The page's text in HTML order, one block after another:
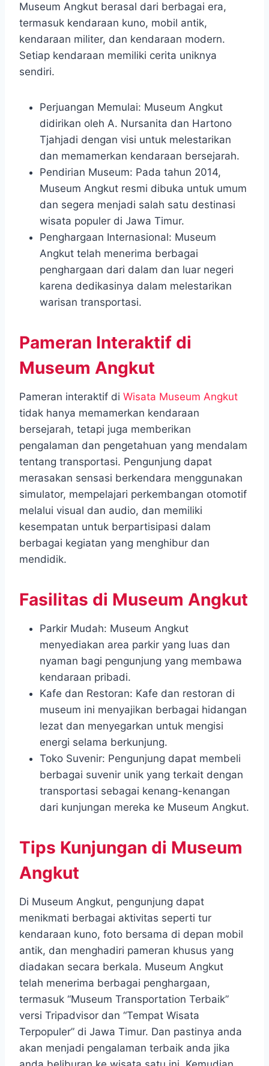
Museum Angkut berasal dari berbagai era,
termasuk kendaraan kuno, mobil antik,
kendaraan militer, dan kendaraan modern.
Setiap kendaraan memiliki cerita uniknya
sendiri.
Perjuangan Memulai: Museum Angkut
didirikan oleh A. Nursanita dan Hartono
Tjahjadi dengan visi untuk melestarikan
dan memamerkan kendaraan bersejarah.
Pendirian Museum: Pada tahun 2014,
Museum Angkut resmi dibuka untuk umum
dan segera menjadi salah satu destinasi
wisata populer di Jawa Timur.
Penghargaan Internasional: Museum
Angkut telah menerima berbagai
penghargaan dari dalam dan luar negeri
karena dedikasinya dalam melestarikan
warisan transportasi.
Pameran Interaktif di
Museum Angkut
Pameran interaktif di Wisata Museum Angkut
tidak hanya memamerkan kendaraan
bersejarah, tetapi juga memberikan
pengalaman dan pengetahuan yang mendalam
tentang transportasi. Pengunjung dapat
merasakan sensasi berkendara menggunakan
simulator, mempelajari perkembangan otomotif
melalui visual dan audio, dan memiliki
kesempatan untuk berpartisipasi dalam
berbagai kegiatan yang menghibur dan
mendidik.
Fasilitas di Museum Angkut
Parkir Mudah: Museum Angkut
menyediakan area parkir yang luas dan
nyaman bagi pengunjung yang membawa
kendaraan pribadi.
Kafe dan Restoran: Kafe dan restoran di
museum ini menyajikan berbagai hidangan
lezat dan menyegarkan untuk mengisi
energi selama berkunjung.
Toko Suvenir: Pengunjung dapat membeli
berbagai suvenir unik yang terkait dengan
transportasi sebagai kenang-kenangan
dari kunjungan mereka ke Museum Angkut.
Tips Kunjungan di Museum
Angkut
Di Museum Angkut, pengunjung dapat
menikmati berbagai aktivitas seperti tur
kendaraan kuno, foto bersama di depan mobil
antik, dan menghadiri pameran khusus yang
diadakan secara berkala. Museum Angkut
telah menerima berbagai penghargaan,
termasuk “Museum Transportation Terbaik”
versi Tripadvisor dan “Tempat Wisata
Terpopuler” di Jawa Timur. Dan pastinya anda
akan menjadi pengalaman terbaik anda jika